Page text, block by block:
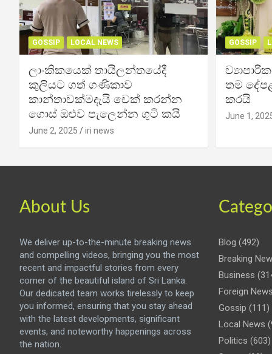
GOSSIP LOCAL NEWS
ලාංකිකයෙක් තායිලන්තයේදී
කුලියට ගත් ගණිකාව
කාන්තාවක්මදැයි චෙක් කරන්න
ගොස් ඔළුව පැලෙන්න ගුටි කයි
June 2, 2025 iri news
GOSSIP
තම
කරයි
June 1,
About Us
We deliver up-to-the-minute breaking news
and compelling videos, bringing you the most
recent and impactful stories from every
corner of the beautiful island of Sri Lanka.
Our dedicated team works tirelessly to keep
you informed, ensuring that you stay ahead
with the latest developments, significant
events, and noteworthy happenings across
the nation.
Blog (492)
Breaking
Business
Foreign News
Gossip (111)
Local News
Politics (603)